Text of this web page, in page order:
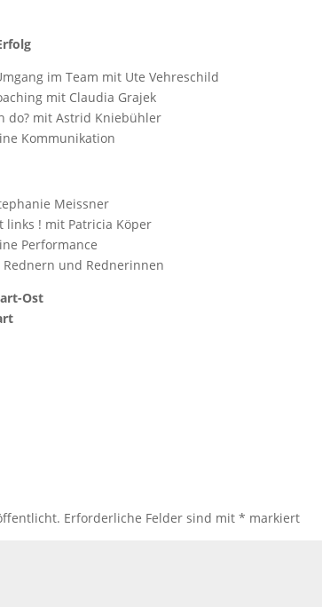
im Team mit Ute Vehreschild
mit Claudia Grajek
do? mit Astrid Kniebühler
Kommunikation
Meissner
links ! mit Patricia Köper
Performance
und Rednerinnen
Ost
Erforderliche Felder sind mit* markiert